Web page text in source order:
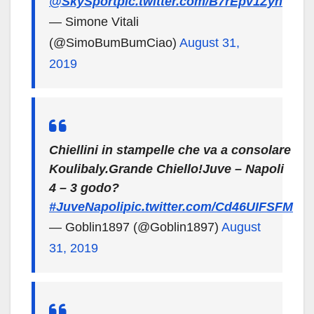
— Simone Vitali
(@SimoBumBumCiao) August 31,
2019
Chiellini in stampelle che va a consolare
Koulibaly.Grande Chiello!Juve – Napoli
4 – 3 godo?
#JuveNapolipic.twitter.com/Cd46UIFSFM
— Goblin1897 (@Goblin1897) August
31, 2019